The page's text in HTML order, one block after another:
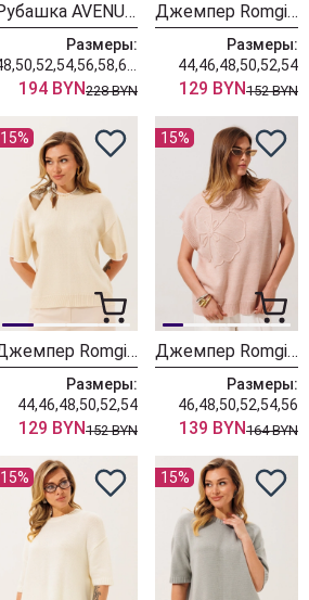
Рубашка AVENUE 0354-1
Размеры:
194 BYN228 BYN
Джемпер Romgil РВ0562-ХЛ5 белый + серый
Размеры:
44,46,48,50,52,54
129 BYN152 BYN
15%
Джемпер Romgil РВ0562-ХЛ5 молочный + белый
Размеры:
44,46,48,50,52,54
129 BYN152 BYN
15%
Джемпер Romgil РВ0466-ШЕ5 светлый опаловый
Размеры:
46,48,50,52,54,56
139 BYN164 BYN
15% 15%